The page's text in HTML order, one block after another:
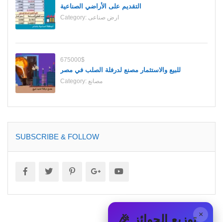
التقديم على الأراضي الصناعية
Category: ارض صناعى
675000$
للبيع والاستثمار مصنع لدرفلة الصلب في مصر
Category: مصانع
SUBSCRIBE & FOLLOW
× 🎉 توزيع الجوائز